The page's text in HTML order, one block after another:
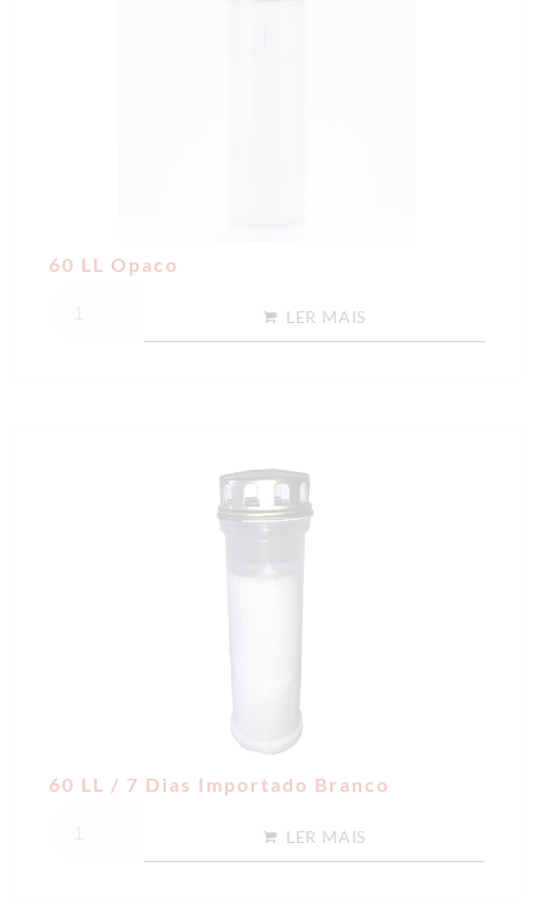
60 LL Opaco
LER MAIS
60 LL / 7 Dias Importado Branco
LER MAIS